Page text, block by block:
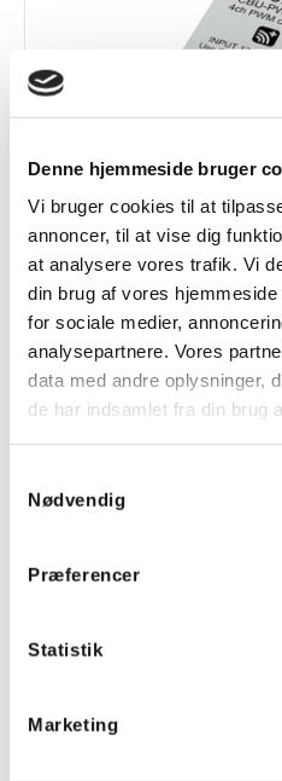
Denne hjemmeside bruger
Vi bruger cookies til at
annoncer, til at vise dig
at analysere vores trafik. Vi
din brug af vores
for sociale medier,
analysepartnere. Vores
data med andre oplysninger,
de har indsamlet fra din brug
Nødvendig
Præferencer
Statistik
Marketing
4508112
Casambi PWM4 dæmper LR
kanaler